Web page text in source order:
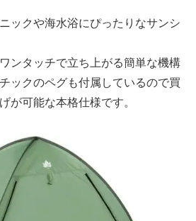
ックや海水浴にぴったりなサンシ
ンタッチで立ち上がる簡単な機構
ックのペグも付属しているので買
が可能な本格仕様です。